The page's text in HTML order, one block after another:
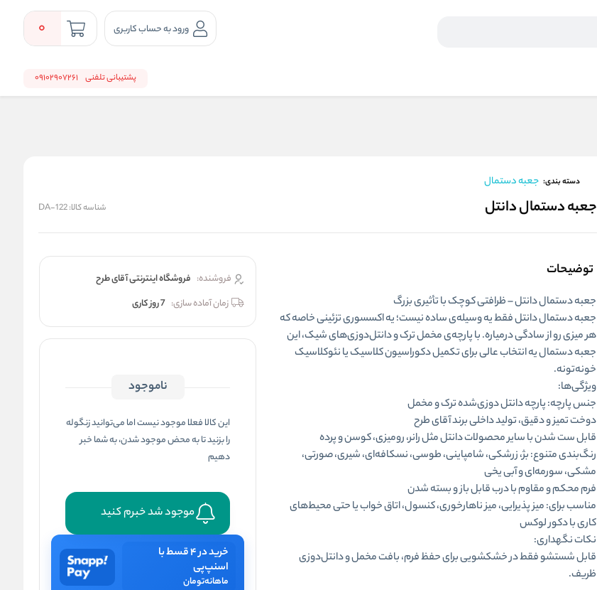
ورود به حساب کاربری 0
پشتیبانی تلفنی 09102907261
دسته بندی: جعبه دستمال
جعبه دستمال دانتل شناسه کالا:DA-122
توضیحات
جعبه دستمالدانتل – ظرافتی کوچک با تأثیری بزرگ
جعبه دستمال دانتل فقط یه وسیله‌ی ساده نیست؛ یهاکسسوریتزئینی خاصه که
هر میزی رو از سادگی درمیاره. با پارچه‌ی مخمل ترک و دانتل‌دوزی‌های شیک، این
جعبه دستمال یه انتخاب عالی برای تکمیل دکوراسیون کلاسیک یا نئوکلاسیک
خونه‌تونه.
ویژگی‌ها:
جنس پارچه:پارچه دانتلدوزی‌شده ترک و مخمل
دوخت تمیز و دقیق، تولید داخلی برند آقای طرح
قابل ست شدن با سایر محصولات دانتل مثل رانر، رومیزی، کوسن و پرده
رنگ‌بندی متنوع: بژ، زرشکی، شامپاینی، طوسی، نسکافه‌ای، شیری، صورتی،
مشکی، سورمه‌ای و آبی یخی
فرم محکم و مقاوم با درب قابل باز و بسته شدن
مناسب برای: میز پذیرایی، میز ناهارخوری، کنسول، اتاق خواب یا حتی محیط‌های
کاری با دکور لوکس
نکات نگهداری:
قابل شستشو فقط در خشکشویی برای حفظ فرم، بافت مخمل و دانتل‌دوزی
ظریف.
فروشنده: فروشگاه اینترنتی آقای طرح
زمان آماده سازی: 7 روز کاری
ناموجود
این کالا فعلا موجود نیست اما می‌توانید زنگوله
را بزنید تا به محض موجود شدن، به شما خبر
دهیم
موجود شد خبرم کنید
خرید در ۴ قسط با
اسنپ‌پی
ماهانهتومان